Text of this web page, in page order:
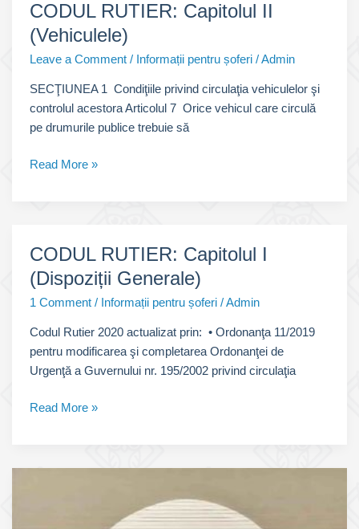
de
vehicule)
CODUL RUTIER: Capitolul II
(Vehiculele)
Leave a Comment / Informații pentru șoferi /Admin
SECŢIUNEA 1 Condiţiile privind circulaţia vehiculelor şi
controlul acestora Articolul 7 Orice vehicul care circulă
pe drumurile publice trebuie să
CODUL
Capitolul
Read More »
CODUL RUTIER: Capitolul I
(Dispoziții Generale)
1 Comment / Informații pentru șoferi /Admin
Codul Rutier 2020 actualizat prin: • Ordonanţa 11/2019
pentru modificarea şi completarea Ordonanţei de
Urgenţă a Guvernului nr. 195/2002 privind circulaţia
CODUL
Read More »